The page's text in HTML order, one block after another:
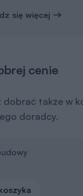
się więcej
cenie
dobrać także w
doradcy.